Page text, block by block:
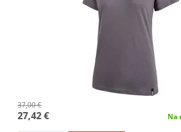
37,00 €
27,42 € Na